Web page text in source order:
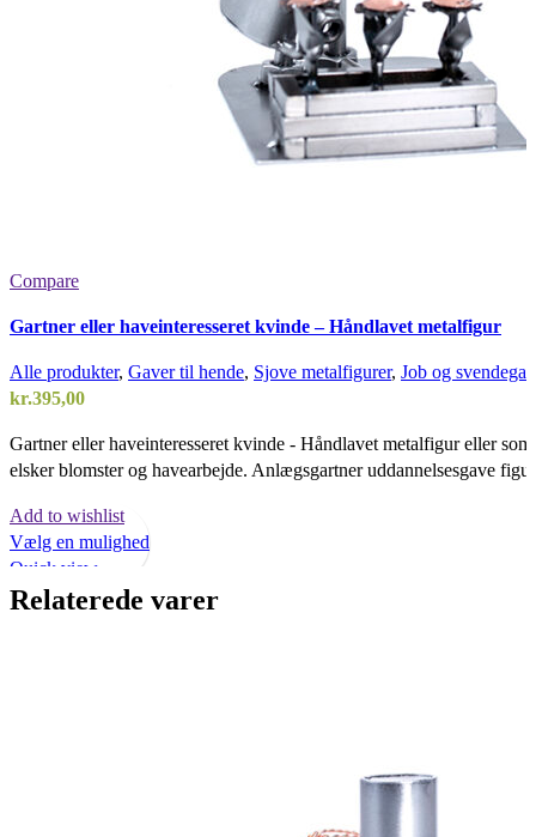
Compare
Gartner eller haveinteresseret kvinde – Håndlavet metalfigur
Alle produkter, Gaver til hende, Sjove metalfigurer, Job og
kr.395,00
Gartner eller haveinteresseret kvinde - Håndlavet metalfigur eller
elsker blomster og havearbejde. Anlægsgartner uddannelsesgave
Add to wishlist
Vælg en mulighed
Quick view
Relaterede varer